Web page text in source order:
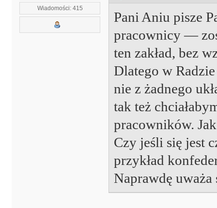
Wiadomości: 415
Pani Aniu pisze
pracownicy —
ten zakład, bez
Dlatego w
nie z żadnego
tak też
pracowników.
Czy jeśli się jest
przykład
Naprawdę uważa